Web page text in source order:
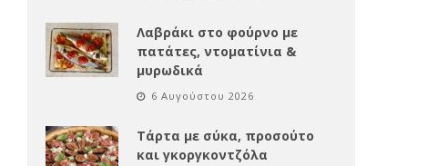
Λαβράκι στο φούρνο με
πατάτες, ντοματίνια &
μυρωδικά
6 Αυγούστου 2026
Τάρτα με σύκα, προσούτο
και γκοργκοντζόλα